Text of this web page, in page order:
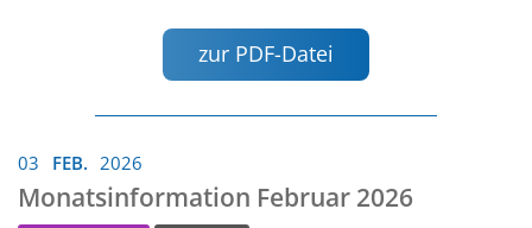
zur PDF-Datei
03 FEB. 2026
Monatsinformation Februar 2026